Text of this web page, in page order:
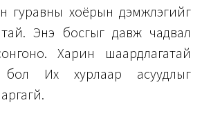
гуравны хоёрын дэмжлэгийг
Энэ босгыг давж чадвал
Харин шаардлагатай
бол Их хурлаар асуудлыг